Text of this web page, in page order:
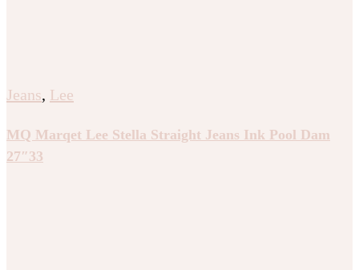
Jeans, Lee
MQ Marqet Lee Stella Straight Jeans Ink Pool Dam
27″33